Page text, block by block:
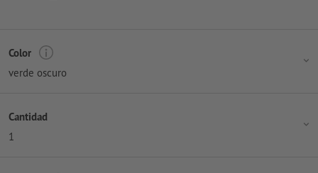
Color
verde oscuro
Cantidad
1